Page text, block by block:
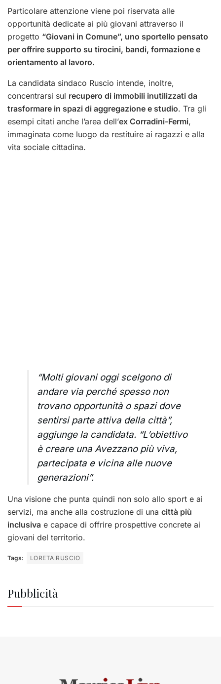
Particolare attenzione viene poi riservata alle
opportunità dedicate ai più giovani attraverso il
progetto “Giovani in Comune”, uno sportello pensato
per offrire supporto su tirocini, bandi, formazione e
orientamento al lavoro.
La candidata sindaco Ruscio intende, inoltre,
concentrarsi sul recupero di immobili inutilizzati da
trasformare in spazi di aggregazione e studio. Tra gli
esempi citati anche l’area dell’ex Corradini-Fermi,
immaginata come luogo da restituire ai ragazzi e alla
vita sociale cittadina.
“Molti giovani oggi scelgono di
andare via perché spesso non
trovano opportunità o spazi dove
sentirsi parte attiva della città”,
aggiunge la candidata. “L’obiettivo
è creare una Avezzano più viva,
partecipata e vicina alle nuove
generazioni”.
Una visione che punta quindi non solo allo sport e ai
servizi, ma anche alla costruzione di una città più
inclusiva e capace di offrire prospettive concrete ai
giovani del territorio.
Tags: LORETA RUSCIO
Pubblicità